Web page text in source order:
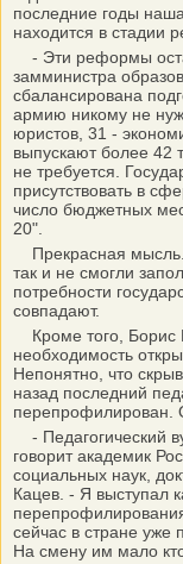
последние годы
находится в стадии
- Эти реформы
замминистра
сбалансирована
армию никому не
юристов, 31 -
выпускают более 42
не требуется.
присутствовать в
число бюджетных
20".
Прекрасная мысль.
так и не смогли
потребности
совпадают.
Кроме того, Борис
необходимость
Непонятно, что
назад последний
перепрофилирован.
- Педагогический
говорит академик
социальных наук,
Кацев. - Я выступал
сейчас в стране уже
На смену им мало